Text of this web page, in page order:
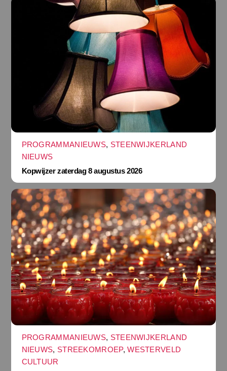
PROGRAMMANIEUWS, STEENWIJKERLAND
NIEUWS
Kopwijzer zaterdag 8 augustus 2026
PROGRAMMANIEUWS, STEENWIJKERLAND
NIEUWS, STREEKOMROEP,WESTERVELD
CULTUUR